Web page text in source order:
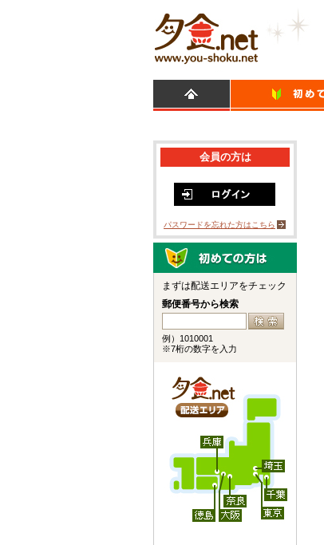
会員の方は
パスワードを忘れた方はこちら
まずは配送エリアをチェック
郵便番号から検索
例）1010001
※7桁の数字を入力